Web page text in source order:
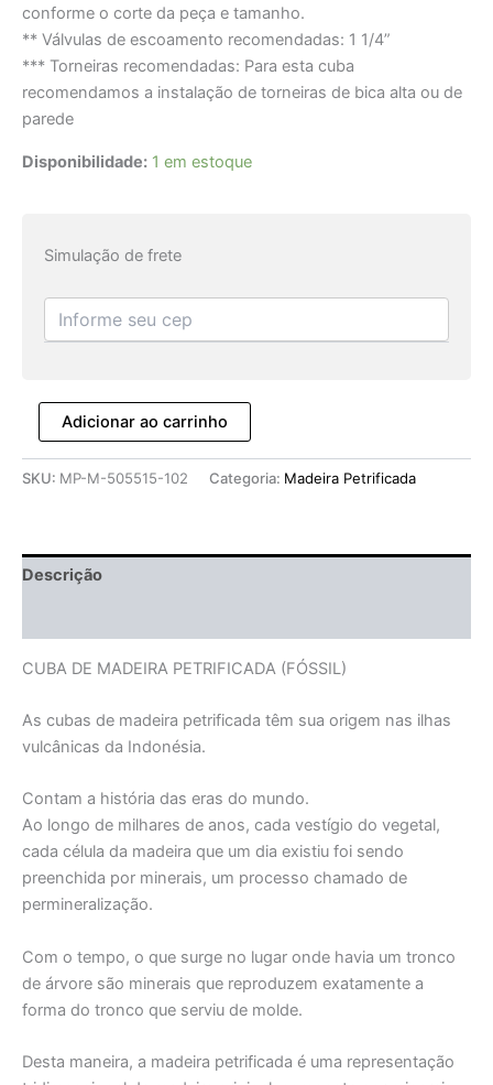
conforme o corte da peça e tamanho.
** Válvulas de escoamento recomendadas: 1 1/4”
*** Torneiras recomendadas: Para esta cuba
recomendamos a instalação de torneiras de bica alta ou de
parede
Disponibilidade: 1 em estoque
Simulação de frete
Adicionar ao carrinho
SKU: MP-M-505515-102 Categoria: Madeira Petrificada
Descrição
CUBA DE MADEIRA PETRIFICADA (FÓSSIL)
As cubas de madeira petrificada têm sua origem nas ilhas
vulcânicas da Indonésia.
Contam a história das eras do mundo.
Ao longo de milhares de anos, cada vestígio do vegetal,
cada célula da madeira que um dia existiu foi sendo
preenchida por minerais, um processo chamado de
permineralização.
Com o tempo, o que surge no lugar onde havia um tronco
de árvore são minerais que reproduzem exatamente a
forma do tronco que serviu de molde.
Desta maneira, a madeira petrificada é uma representação